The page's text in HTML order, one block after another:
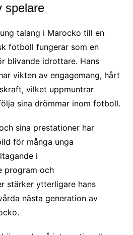
spelare
talang i Marocko till en
fotboll fungerar som en
blivande idrottare. Hans
vikten av engagemang, hårt
vilket uppmuntrar
sina drömmar inom fotboll.
sina prestationer har
för många unga
i
program och
stärker ytterligare hans
nästa generation av